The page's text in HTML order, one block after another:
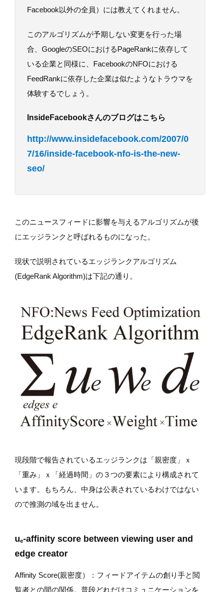
Facebook以外の全員）には教えてくれません。
このアルゴリズムが予期しない変更を行った場
合、GoogleのSEOにおけるPageRankに依存して
いる企業と同様に、FacebookのNFOにおける
FeedRankに依存した企業は似たようなトラウマを
体験するでしょう。
InsideFacebookさんのブログはこちら
http://www.insidefacebook.com/2007/0
7/16/inside-facebook-nfo-is-the-new-
seo/
このニュースフィードに影響を与えるアルゴリズムが後
にエッジランクと呼ばれるものになった。
現状で説明されているエッジランクアルゴリズム
(EdgeRank Algorithm)は下記の通り。
現段階で報告されているエッジランクは「親密度」ｘ
「重み」ｘ「経過時間」の３つの要素により構成されて
います。もちろん、中身は公表されているわけではない
ので推測の域を出ません。
ue-affinity score between viewing user and
edge creator
Affinity Score(親密度）：フィードアイテムの創り手と閲
覧者との間の関係。普段どれだけコミュニケーションを